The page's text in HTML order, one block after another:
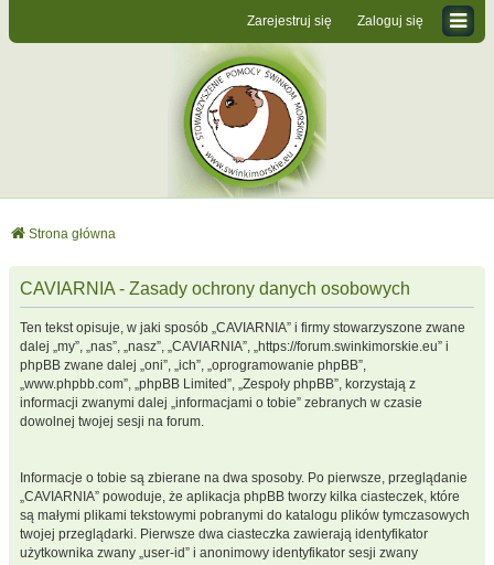
Zaloguj się
Zarejestruj się
Strona główna
CAVIARNIA - Zasady ochrony danych osobowych
Ten tekst opisuje, w jaki sposób „CAVIARNIA” i firmy stowarzyszone zwane
dalej „my”, „nas”, „nasz”, „CAVIARNIA”, „https://forum.swinkimorskie.eu” i
phpBB zwane dalej „oni”, „ich”, „oprogramowanie phpBB”,
„www.phpbb.com”, „phpBB Limited”, „Zespoły phpBB”, korzystają z
informacji zwanymi dalej „informacjami o tobie” zebranych w czasie
dowolnej twojej sesji na forum.
Informacje o tobie są zbierane na dwa sposoby. Po pierwsze, przeglądanie
„CAVIARNIA” powoduje, że aplikacja phpBB tworzy kilka ciasteczek, które
są małymi plikami tekstowymi pobranymi do katalogu plików tymczasowych
twojej przeglądarki. Pierwsze dwa ciasteczka zawierają identyfikator
użytkownika zwany „user-id” i anonimowy identyfikator sesji zwany